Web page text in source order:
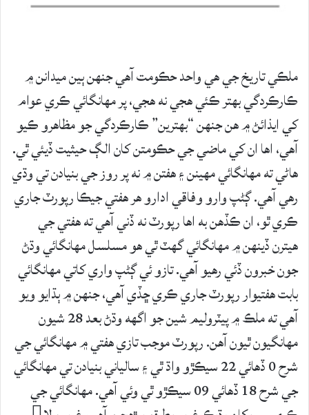
ملڪي تاريخ جي هي واحد حڪومت آهي جنهن ٻين ميدانن ۾
ڪارڪردگي بهتر ڪئي هجي نه هجي، پر مهانگائي ڪري عوام
کي ايذائڻ ۾ هن جنهن “بهترين” ڪارڪردگي جو مظاهرو ڪيو
آهي، اها ان کي ماضي جي حڪومتن کان الڳ حيثيت ڏيئي ٿي.
هاڻي ته مهانگائي مهينن ۽ هفتن ۾ نه پر روز جي بنيادن تي وڌي
رهي آهي. ڳڻپ وارو وفاقي ادارو هر هفتي جيڪا رپورٽ جاري
ڪري ٿو، ان ڪڏهن به اها رپورٽ نه ڏني آهي ته هفتي جي
هيترن ڏينهن ۾ مهانگائي گهٽ ٿي هو مسلسل مهانگائي وڌڻ
جون خبرون ڏئي رهيو آهي. تازو ئي ڳڻپ واري کاتي مهانگائي
بابت هفتيوار رپورٽ جاري ڪري ڇڏي آهي، جنهن ۾ ٻڌايو ويو
آهي ته ملڪ ۾ پيٽروليم شين جو اگهه وڌڻ بعد 28 شيون
مهانگيون ٿيون آهن. رپورٽ موجب تازي هفتي ۾ مهانگائي جي
شرح 0 ڏهائي 22 سيڪڙو واڌ ٿي ۽ سالياني بنيادن تي مهانگائي
جي شرح 18 ڏهائي 09 سيڪڙو ٿي وئي آهي. مهانگائي جي